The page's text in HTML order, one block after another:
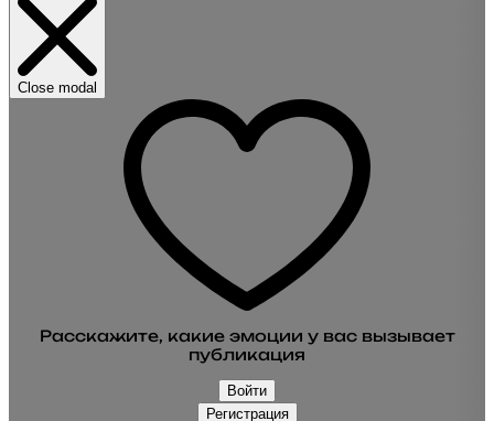
Close modal
Расскажите, какие эмоции у вас вызывает
публикация
Войти
Регистрация